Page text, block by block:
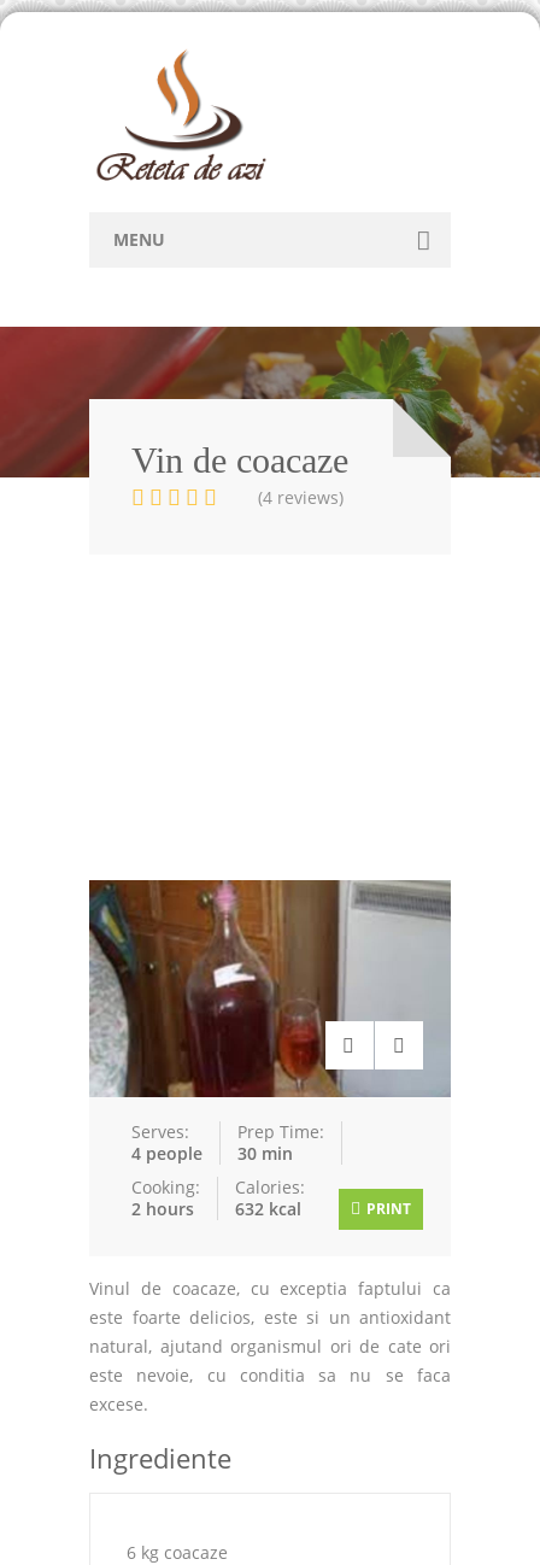
MENU
Articole
Forum
Contact
Vin de coacaze
(4 reviews)
Serves:
4 people
Prep Time:
30 min
Cooking:
2 hours
Calories:
632 kcal
PRINT
Vinul de coacaze, cu exceptia faptului ca
este foarte delicios, este si un antioxidant
natural, ajutand organismul ori de cate ori
este nevoie, cu conditia sa nu se faca
excese.
Ingrediente
6 kg coacaze